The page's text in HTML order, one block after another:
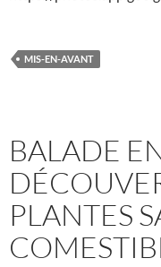
MIS-EN-AVANT
BALADE
PLANTES